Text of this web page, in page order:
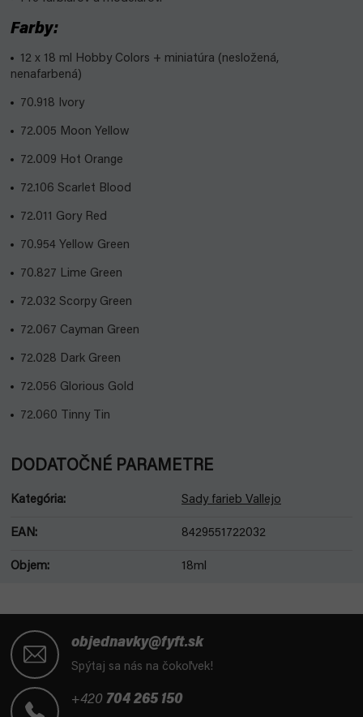
Farby:
12 x 18 ml Hobby Colors + miniatúra (nesložená,
nenafarbená)
70.918 Ivory
72.005 Moon Yellow
72.009 Hot Orange
72.106 Scarlet Blood
72.011 Gory Red
70.954 Yellow Green
70.827 Lime Green
72.032 Scorpy Green
72.067 Cayman Green
72.028 Dark Green
72.056 Glorious Gold
72.060 Tinny Tin
DODATOČNÉ PARAMETRE
Kategória: Sady farieb Vallejo
EAN: 8429551722032
Objem: 18ml
objednavky@fyft.sk
Spýtaj sa nás na čokoľvek!
+420 704 265 150